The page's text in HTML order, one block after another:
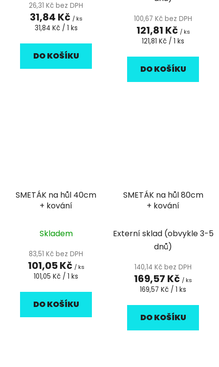
26,31 Kč bez DPH
31,84 Kč / ks
Měrná
31,84 Kč / 1 ks
DO KOŠÍKU
100,67 Kč bez DPH
121,81 Kč / ks
Měrná
121,81 Kč / 1 ks
DO KOŠÍKU
SMETÁK na hůl 40cm
+ kování
Skladem
83,51 Kč bez DPH
101,05 Kč / ks
Měrná
101,05 Kč / 1 ks
DO KOŠÍKU
SMETÁK na hůl 80cm
+ kování
Externí sklad (obvykle 3-5
dnů)
140,14 Kč bez DPH
169,57 Kč / ks
Měrná
169,57 Kč / 1 ks
DO KOŠÍKU